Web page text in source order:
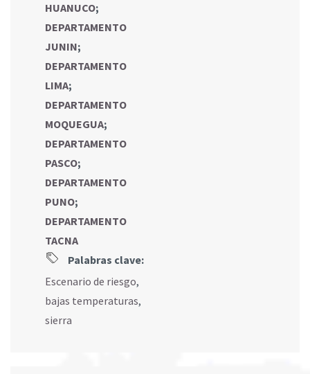
HUANUCO;
DEPARTAMENTO
JUNIN;
DEPARTAMENTO
LIMA;
DEPARTAMENTO
MOQUEGUA;
DEPARTAMENTO
PASCO;
DEPARTAMENTO
PUNO;
DEPARTAMENTO
TACNA
Palabras clave:
Escenario de riesgo,
bajas temperaturas,
sierra